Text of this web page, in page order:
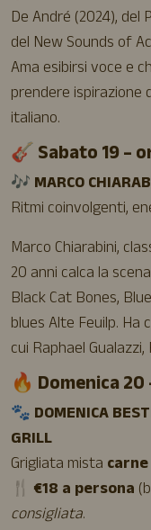
De André (2024), del
del New Sounds of
Ama esibirsi voce e
prendere
italiano.
🎸 Sabato 19 –
🎶 MARCO
Ritmi coinvolgenti,
Marco Chiarabini,
20 anni calca la
Black Cat Bones,
blues Alte Feuilp.
cui Raphael
🔥 Domenica 20
🐾 DOMENICA
GRILL
Grigliata mista
🍴 €18 a persona
consigliata.